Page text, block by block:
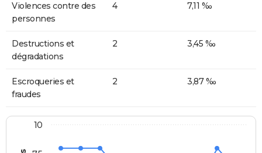
Violences contre des
personnes
4 7,11 ‰
Destructions et
dégradations
2 3,45 ‰
Escroqueries et
fraudes
2 3,87 ‰
10